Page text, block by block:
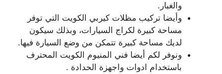
والغبار.
وأيضا تركيب مظلات كيربي الكويت التي توفر
مساحة كبيرة لكراج السيارات، وبذلك سيكون
لديك مساحة كبيرة تتمكن من وضع السيارة فيها.
ونوفر لكم أيضا فني المنيوم الكويت المحترف
باستخدام ادوات واجهزة الحدادة .